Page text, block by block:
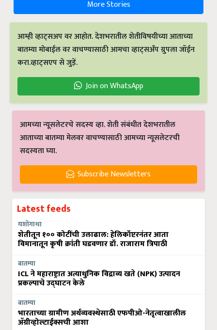
More Stories
आम्ही व्हाट्सअप वर आहोत. देशभरातील शेतीविषयीच्या आताच्या
बातम्या मोबाईल वर वाचण्यासाठी आमचा व्हाट्सअँप ग्रुपला जॉईन
करा.व्हाट्सएप से जुड़ें.
Join on WhatsApp
आमच्या न्यूसलेटरचे सदस्य व्हा. शेती संबंधीत देशभरातील
आताच्या बातम्या मेलवर वाचण्यासाठी आमच्या न्यूसलेटरची
सदस्यता घ्या.
Subscribe Newsletters
Latest feeds
यशोगाथा
शेतीतून १०० कोटींची उलाढाल: हेलिकॉप्टरनंतर आता
विमानातून कृषी क्रांती घडवणार डॉ. राजाराम त्रिपाठी
बातम्या
ICL ने महाराष्ट्रात अत्याधुनिक विद्राव्य खते (NPK) उत्पादन
प्रकल्पाचे उद्घाटन केले
बातम्या
भारताच्या ग्रामीण अर्थव्यवस्थेसाठी एफपीओ-नेतृत्वाखालील
अ‍ॅग्रीव्होल्टाईक्सची आशा